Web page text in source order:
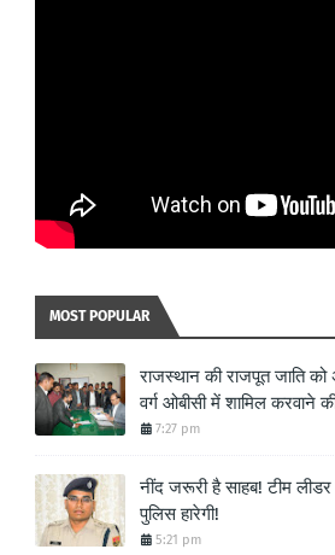
MOST POPULAR
राजस्थान की राजपूत जाति को
वर्ग ओबीसी में शामिल करवाने
7:27 pm
नींद जरूरी है साहब! टीम लीडर
पुलिस हारेगी!
5:21 pm